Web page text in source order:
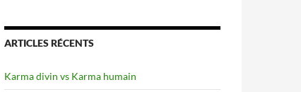
ARTICLES RÉCENTS
Karma divin vs Karma humain